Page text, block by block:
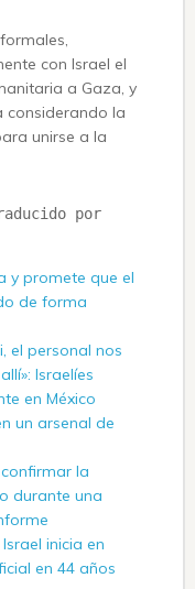
con Israel el
a Gaza, y
considerando la
unirse a la
por
y promete que el
de forma
el personal nos
Israelíes
en México
un arsenal de
la
durante una
inicia en
en 44 años